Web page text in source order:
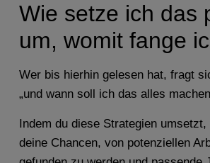
Wie setze ich das
um, womit fange
Wer bis hierhin gelesen hat, fragt
„und wann soll ich das alles
Indem du diese Strategien
deine Chancen, von potenziellen